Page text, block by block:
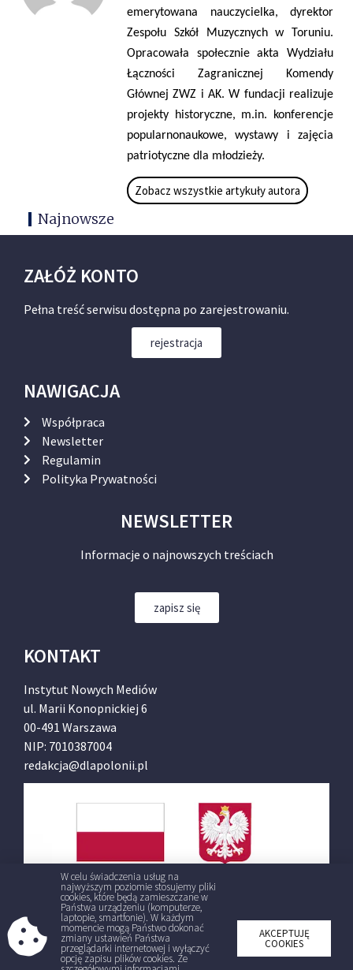
emerytowana nauczycielka, dyrektor
Zespołu Szkół Muzycznych w Toruniu.
Opracowała społecznie akta Wydziału
Łączności Zagranicznej Komendy
Głównej ZWZ i AK. W fundacji realizuje
projekty historyczne, m.in. konferencje
popularnonaukowe, wystawy i zajęcia
patriotyczne dla młodzieży.
Zobacz wszystkie artykuły autora
Najnowsze
ZAŁÓŻ KONTO
Pełna treść serwisu dostępna po zarejestrowaniu.
rejestracja
NAWIGACJA
Współpraca
Newsletter
Regulamin
Polityka Prywatności
NEWSLETTER
Informacje o najnowszych treściach
zapisz się
KONTAKT
Instytut Nowych Mediów
ul. Marii Konopnickiej 6
00-491 Warszawa
NIP: 7010387004
redakcja@dlapolonii.pl
W celu świadczenia usług na
najwyższym poziomie stosujemy pliki
cookies, które będą zamieszczane w
Państwa urządzeniu (komputerze,
laptopie, smartfonie). W każdym
momencie mogą Państwo dokonać
zmiany ustawień Państwa
przeglądarki internetowej i wyłączyć
opcję zapisu plików cookies. Ze
AKCEPTUJĘ
COOKIES